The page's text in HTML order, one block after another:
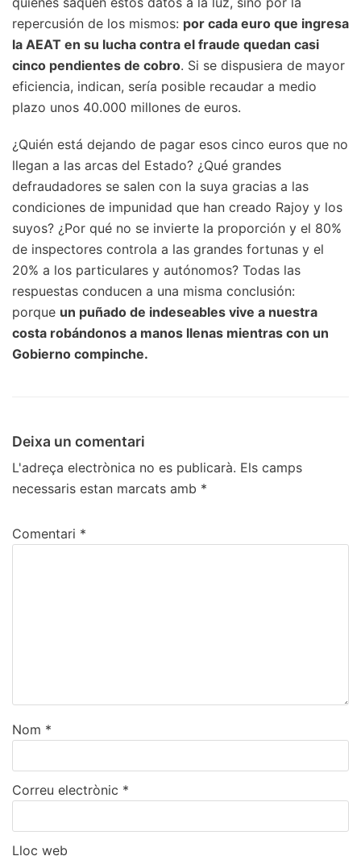
repercusión de los mismos: por cada euro que ingresa
la AEAT en su lucha contra el fraude quedan casi
cinco pendientes de cobro. Si se dispusiera de mayor
eficiencia, indican, sería posible recaudar a medio
plazo unos 40.000 millones de euros.
¿Quién está dejando de pagar esos cinco euros que no
llegan a las arcas del Estado? ¿Qué grandes
defraudadores se salen con la suya gracias a las
condiciones de impunidad que han creado Rajoy y los
suyos? ¿Por qué no se invierte la proporción y el 80%
de inspectores controla a las grandes fortunas y el
20% a los particulares y autónomos? Todas las
respuestas conducen a una misma conclusión:
porque un puñado de indeseables vive a nuestra
costa robándonos a manos llenas mientras con un
Gobierno compinche.
Deixa un comentari
L'adreça electrònica no es publicarà. Els camps
necessaris estan marcats amb *
Comentari *
Nom *
Correu electrònic *
Lloc web